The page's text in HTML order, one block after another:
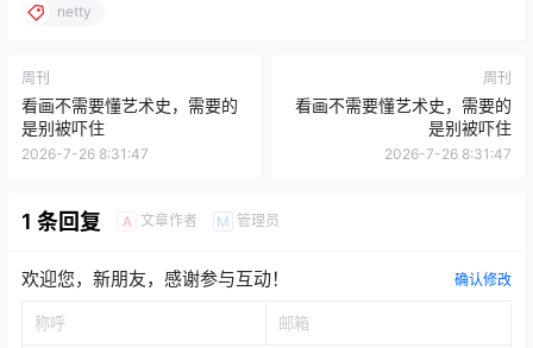
netty
周刊
看画不需要懂艺术史，需要的
是别被吓住
2026-7-26 8:31:47
周刊
看画不需要懂艺术史，需要的
是别被吓住
2026-7-26 8:31:47
1 条回复 A 文章作者 M 管理员
欢迎您，新朋友，感谢参与互动！ 确认修改